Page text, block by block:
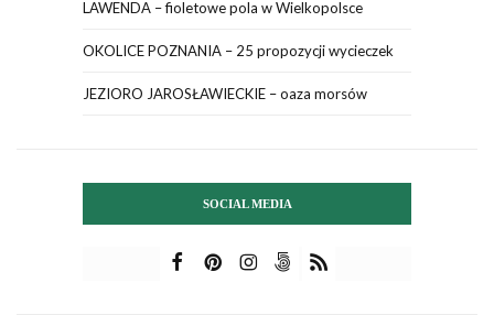
LAWENDA – fioletowe pola w Wielkopolsce
OKOLICE POZNANIA – 25 propozycji wycieczek
JEZIORO JAROSŁAWIECKIE – oaza morsów
SOCIAL MEDIA